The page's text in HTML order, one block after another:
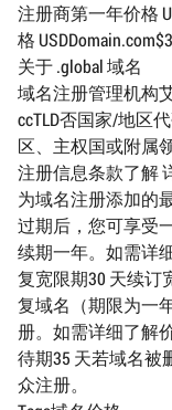
注册商第一年价格
格
关于 .global 域名
域名注册管理机构
ccTLD否国家/地区
区、主权国或附属
注册信息条款了解
为域名注册添加的
过期后，您可享受
续期一年。如需详
复宽限期30 天续订
复域名（期限为一
册。如需详细了解
待期35 天若域名被
众注册。